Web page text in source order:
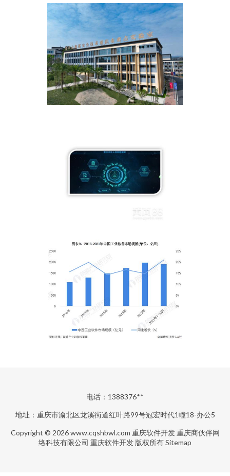
电话：1388376**
地址：重庆市渝北区龙溪街道红叶路99号冠宏时代1幢18-办公5
Copyright © 2026www.cqshbwl.com 重庆软件开发 重庆商伙伴网
络科技有限公司 重庆软件开发 版权所有Sitemap